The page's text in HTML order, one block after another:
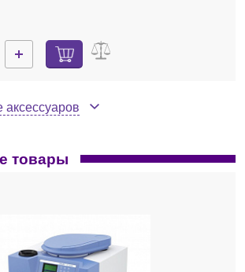
аксессуаров
товары